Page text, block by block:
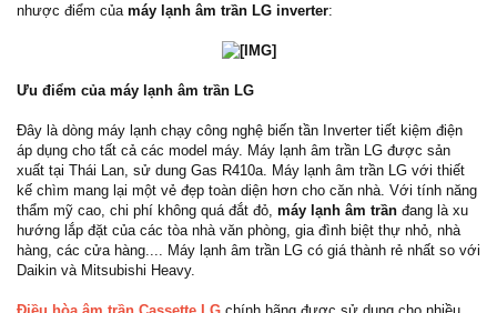
nhược điểm của máy lạnh âm trần LG inverter:
Ưu điểm của máy lạnh âm trần LG
Đây là dòng máy lạnh chạy công nghệ biến tần Inverter tiết kiệm điện
áp dụng cho tất cả các model máy. Máy lạnh âm trần LG được sản
xuất tại Thái Lan, sử dung Gas R410a. Máy lạnh âm trần LG với thiết
kế chìm mang lại một vẻ đẹp toàn diện hơn cho căn nhà. Với tính năng
thẩm mỹ cao, chi phí không quá đắt đỏ, máy lạnh âm trần đang là xu
hướng lắp đặt của các tòa nhà văn phòng, gia đình biệt thự nhỏ, nhà
hàng, các cửa hàng.... Máy lạnh âm trần LG có giá thành rẻ nhất so với
Daikin và Mitsubishi Heavy.